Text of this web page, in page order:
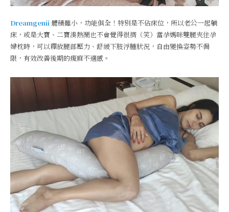
Dreamgenii 體積雖小，功能俱全！特別是不佔床位，所以老公一起躺
床，或是大寶、二寶湊熱鬧也不會覺得很擠（笑）當孕媽咪雙腿夾住孕
婦枕時，可以釋放腿部壓力、舒緩下肢浮腫狀況，自由變換姿勢不侷
限，有效改善後期的痠麻不適感。